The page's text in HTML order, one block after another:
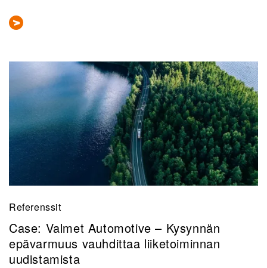
Referenssit
Case: Valmet Automotive – Kysynnän
epävarmuus vauhdittaa liiketoiminnan
uudistamista